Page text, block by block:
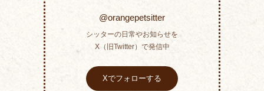
@orangepetsitter
シッターの日常やお知らせを
X（旧Twitter）で発信中
Xでフォローする